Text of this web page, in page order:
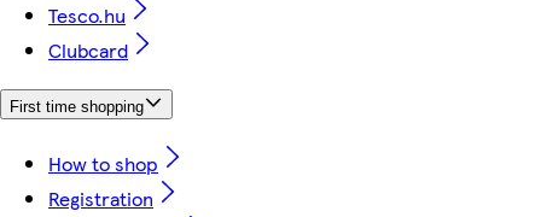
Tesco.hu
Clubcard
First time shopping
How to shop
Registration